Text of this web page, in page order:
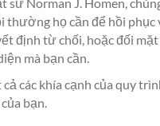
thường họ cần để hồi
định từ chối, hoặc đối
mà bạn cần.
các khía cạnh của quy
bạn.